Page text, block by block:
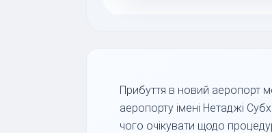
Прибуття в новий аеропорт
аеропорту імені Нетаджі
чого очікувати щодо